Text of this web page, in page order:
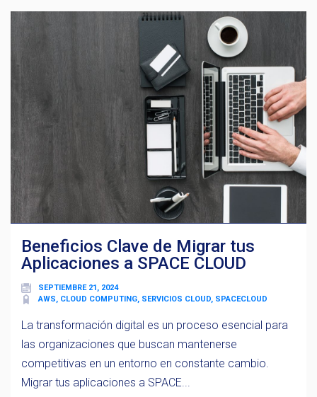
Beneficios Clave de Migrar tus
Aplicaciones a SPACE CLOUD
SEPTIEMBRE 21, 2024
AWS, CLOUD COMPUTING, SERVICIOS CLOUD, SPACECLOUD
La transformación digital es un proceso esencial para
las organizaciones que buscan mantenerse
competitivas en un entorno en constante cambio.
Migrar tus aplicaciones a SPACE...